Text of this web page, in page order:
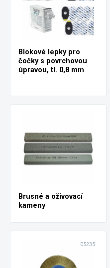
Blokové lepky pro
čočky s povrchovou
úpravou, tl. 0,8 mm
Brusné a oživovací
kameny
05235